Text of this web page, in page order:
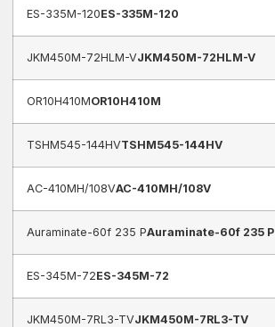
ES-335M-120ES-335M-120
JKM450M-72HLM-VJKM450M-72HLM-V
OR10H410MOR10H410M
TSHM545-144HVTSHM545-144HV
AC-410MH/108VAC-410MH/108V
Auraminate-60f 235 PAuraminate-60f 235 P
ES-345M-72ES-345M-72
JKM450M-7RL3-TVJKM450M-7RL3-TV